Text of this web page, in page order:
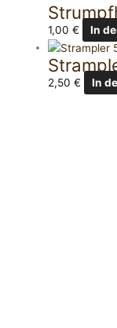
1,00€ In
2,50€ In